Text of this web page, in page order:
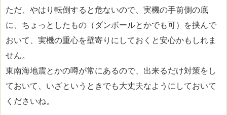
ただ、やはり転倒すると危ないので、実機の手前側の底
に、ちょっとしたもの（ダンボールとかでも可）を挟んで
おいて、実機の重心を壁寄りにしておくと安心かもしれま
せん。
東南海地震とかの噂が常にあるので、出来るだけ対策をし
ておいて、いざというときでも大丈夫なようにしておいて
くださいね。